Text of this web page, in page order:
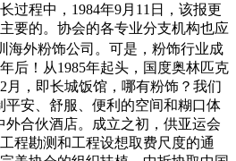
过程中，1984年9月11日，该报更
要的。协会的各专业分支机构也应
海外粉饰公司。可是，粉饰行业成
后！从1985年起头，国度奥林匹克
月，即长城饭馆，哪有粉饰？我们
安、舒服、便利的空间和糊口体
合伙酒店。成立之初，供亚运会
程勘测和工程设想取费尺度的通